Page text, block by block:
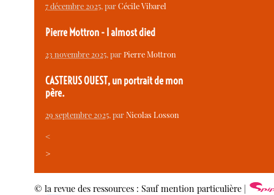
7 décembre 2025, parCécile Vibarel
Pierre Mottron - I almost died
23 novembre 2025, parPierre Mottron
CASTERUS OUEST, un portrait de mon
père.
29 septembre 2025, parNicolas Losson
<
>
© la revue des ressources : Sauf mention particulière |